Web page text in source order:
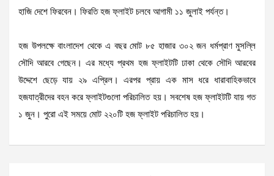
হাজি দেশে ফিরবেন। ফিরতি হজ ফ্লাইট চলবে আগামী ১১ জুলাই পর্যন্ত।
হজ উপলক্ষে বাংলাদেশ থেকে এ বছর মোট ৮৫ হাজার ৩০২ জন ধর্মপ্রাণ মুসল্লি
সৌদি আরবে গেছেন। এর মধ্যে প্রথম হজ ফ্লাইটটি ঢাকা থেকে সৌদি আরবের
উদ্দেশে ছেড়ে যায় ২৯ এপ্রিল। এরপর প্রায় এক মাস ধরে ধারাবাহিকভাবে
হজযাত্রীদের বহন করে ফ্লাইটগুলো পরিচালিত হয়। সবশেষ হজ ফ্লাইটটি যায় গত
১ জুন। পুরো এই সময়ে মোট ২২০টি হজ ফ্লাইট পরিচালিত হয়।
Post